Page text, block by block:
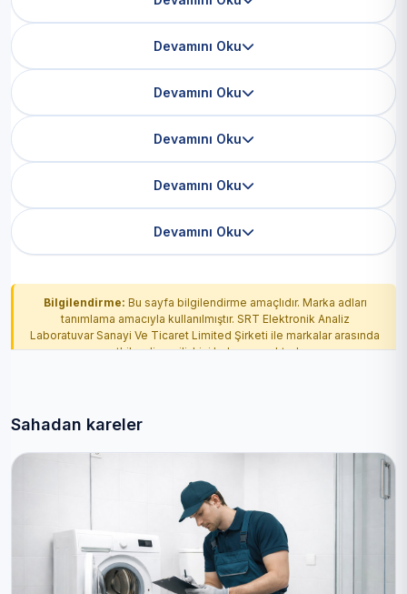
Devamını Oku
Devamını Oku
Devamını Oku
Devamını Oku
Devamını Oku
Bilgilendirme: Bu sayfa bilgilendirme amaçlıdır. Marka adları
tanımlama amacıyla kullanılmıştır. SRT Elektronik Analiz
Laboratuvar Sanayi Ve Ticaret Limited Şirketi ile markalar arasında
yetkilendirme ilişkisi bulunmamaktadır.
Sahadan kareler